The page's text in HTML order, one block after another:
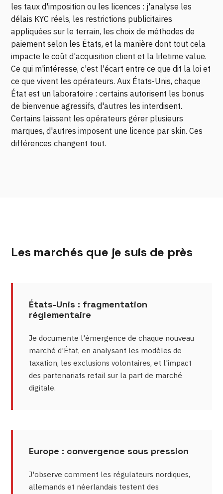
les taux d'imposition ou les licences : j'analyse les
délais KYC réels, les restrictions publicitaires
appliquées sur le terrain, les choix de méthodes de
paiement selon les États, et la manière dont tout cela
impacte le coût d'acquisition client et la lifetime value.
Ce qui m'intéresse, c'est l'écart entre ce que dit la loi et
ce que vivent les opérateurs. Aux États-Unis, chaque
État est un laboratoire : certains autorisent les bonus
de bienvenue agressifs, d'autres les interdisent.
Certains laissent les opérateurs gérer plusieurs
marques, d'autres imposent une licence par skin. Ces
différences changent tout.
Les marchés que je suis de près
États-Unis : fragmentation
réglementaire
Je documente l'émergence de chaque nouveau
marché d'État, en analysant les modèles de
taxation, les exclusions volontaires, et l'impact
des partenariats retail sur la part de marché
digitale.
Europe : convergence sous pression
J'observe comment les régulateurs nordiques,
allemands et néerlandais testent des